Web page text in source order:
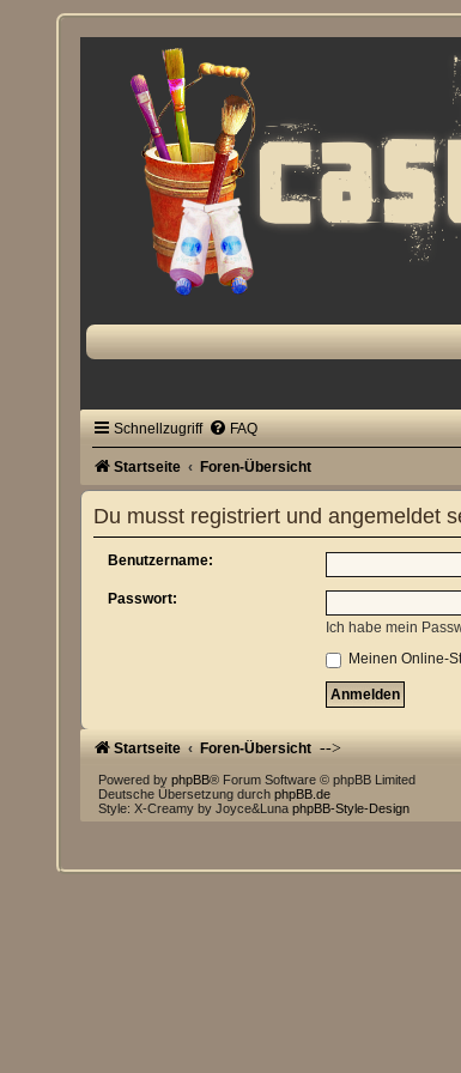
Schnellzugriff FAQ
Startseite Foren-Übersicht
Du musst registriert und angemeldet
Benutzername:
Passwort:
Ich habe mein
Meinen Online-
Startseite Foren-Übersicht -->
Powered byphpBB® Forum Software © phpBB Limited
Deutsche Übersetzung durchphpBB.de
Style: X-Creamy by Joyce&LunaphpBB-Style-Design